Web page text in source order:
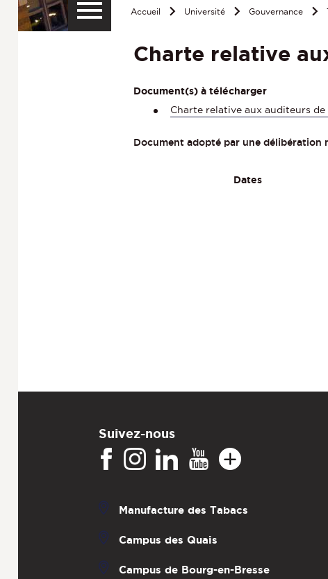
Accueil Université Gouvernance
Charte relative
Document(s) à télécharger
Charte relative aux auditeurs
Document adopté par une délibération
Dates
Suivez-nous
Manufacture des Tabacs
Campus des Quais
Campus de Bourg-en-Bresse